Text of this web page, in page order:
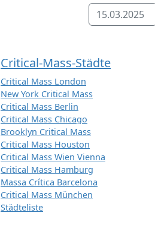
15.03.2025
Critical-Mass-Städte
Critical Mass London
New York Critical Mass
Critical Mass Berlin
Critical Mass Chicago
Brooklyn Critical Mass
Critical Mass Houston
Critical Mass Wien Vienna
Critical Mass Hamburg
Massa Crítica Barcelona
Critical Mass München
Städteliste